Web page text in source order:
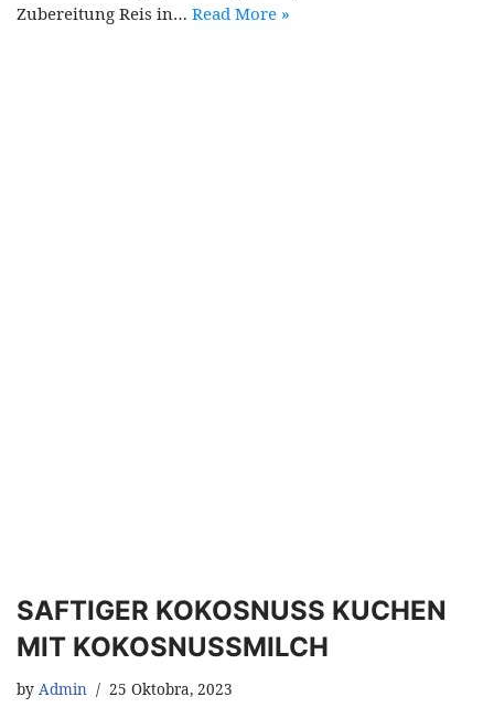
Zubereitung Reis in… Read More »
SAFTIGER KOKOSNUSS KUCHEN
MIT KOKOSNUSSMILCH
by Admin 25 Oktobra, 2023